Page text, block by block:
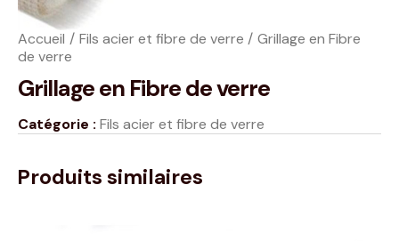
Accueil Fils acier et fibre de verre
Grillage en Fibre
de verre
Grillage en Fibre de verre
Catégorie : Fils acier et fibre de verre
Produits similaires